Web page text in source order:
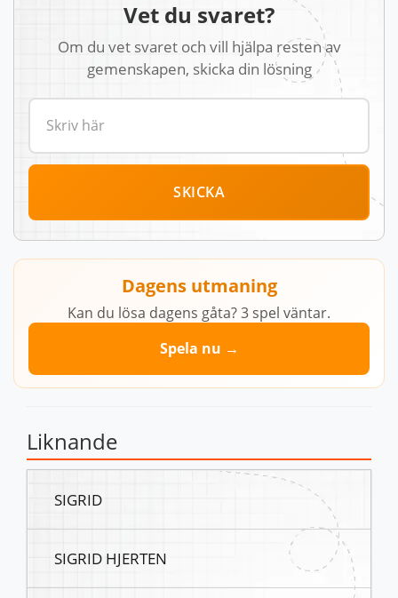
Vet du svaret?
Om du vet svaret och vill hjälpa resten av
gemenskapen, skicka din lösning
SKICKA
Dagens utmaning
Kan du lösa dagens gåta? 3 spel väntar.
Spela nu →
Liknande
SIGRID
SIGRID HJERTEN